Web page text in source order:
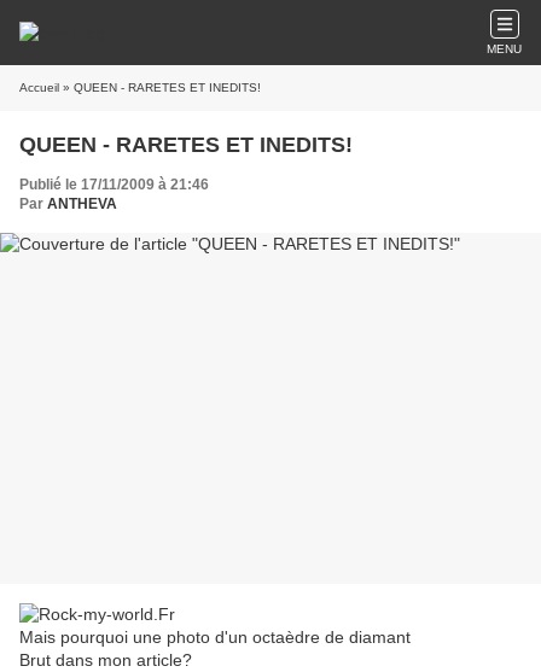
MENU
Accueil » QUEEN - RARETES ET INEDITS!
QUEEN - RARETES ET INEDITS!
Publié le 17/11/2009 à 21:46
Par ANTHEVA
Mais pourquoi une photo d'un octaèdre de diamant
Brut dans mon article?